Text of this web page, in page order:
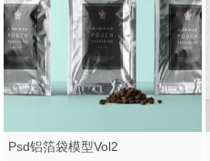
Psd铝箔袋模型Vol2